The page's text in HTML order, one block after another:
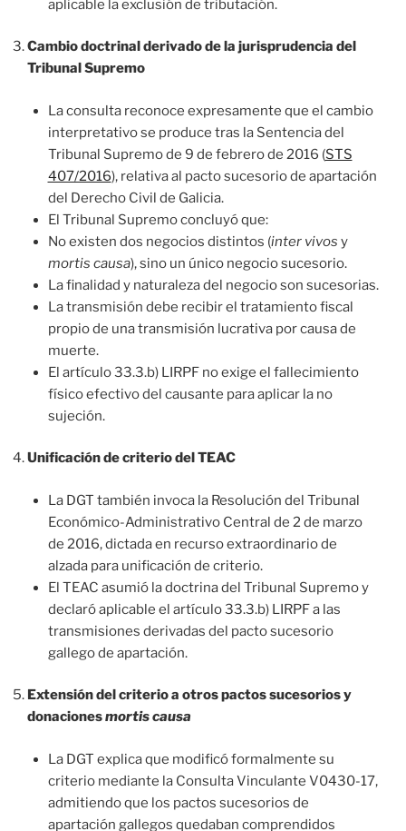
aplicable la exclusión de tributación.
Cambio doctrinal derivado de la jurisprudencia del
Tribunal Supremo
La consulta reconoce expresamente que el cambio
interpretativo se produce tras la Sentencia del
Tribunal Supremo de 9 de febrero de 2016 (STS
407/2016), relativa al pacto sucesorio de apartación
del Derecho Civil de Galicia.
El Tribunal Supremo concluyó que:
No existen dos negocios distintos (inter vivos y
mortis causa), sino un único negocio sucesorio.
La finalidad y naturaleza del negocio son sucesorias.
La transmisión debe recibir el tratamiento fiscal
propio de una transmisión lucrativa por causa de
muerte.
El artículo 33.3.b) LIRPF no exige el fallecimiento
físico efectivo del causante para aplicar la no
sujeción.
Unificación de criterio del TEAC
La DGT también invoca la Resolución del Tribunal
Económico-Administrativo Central de 2 de marzo
de 2016, dictada en recurso extraordinario de
alzada para unificación de criterio.
El TEAC asumió la doctrina del Tribunal Supremo y
declaró aplicable el artículo 33.3.b) LIRPF a las
transmisiones derivadas del pacto sucesorio
gallego de apartación.
Extensión del criterio a otros pactos sucesorios y
donacionesmortis causa
La DGT explica que modificó formalmente su
criterio mediante la Consulta Vinculante V0430-17,
admitiendo que los pactos sucesorios de
apartación gallegos quedaban comprendidos